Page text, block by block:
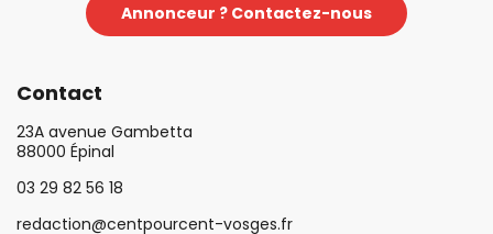
Annonceur ? Contactez-nous
Contact
23A avenue Gambetta
88000 Épinal
03 29 82 56 18
redaction@centpourcent-vosges.fr